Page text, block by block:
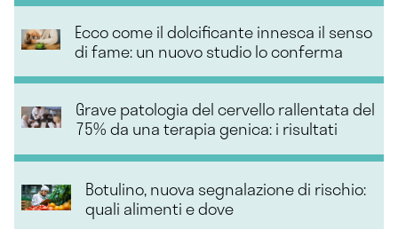
Ecco come il dolcificante innesca il senso
di fame: un nuovo studio lo conferma
Grave patologia del cervello rallentata del
75% da una terapia genica: i risultati
Botulino, nuova segnalazione di rischio:
quali alimenti e dove